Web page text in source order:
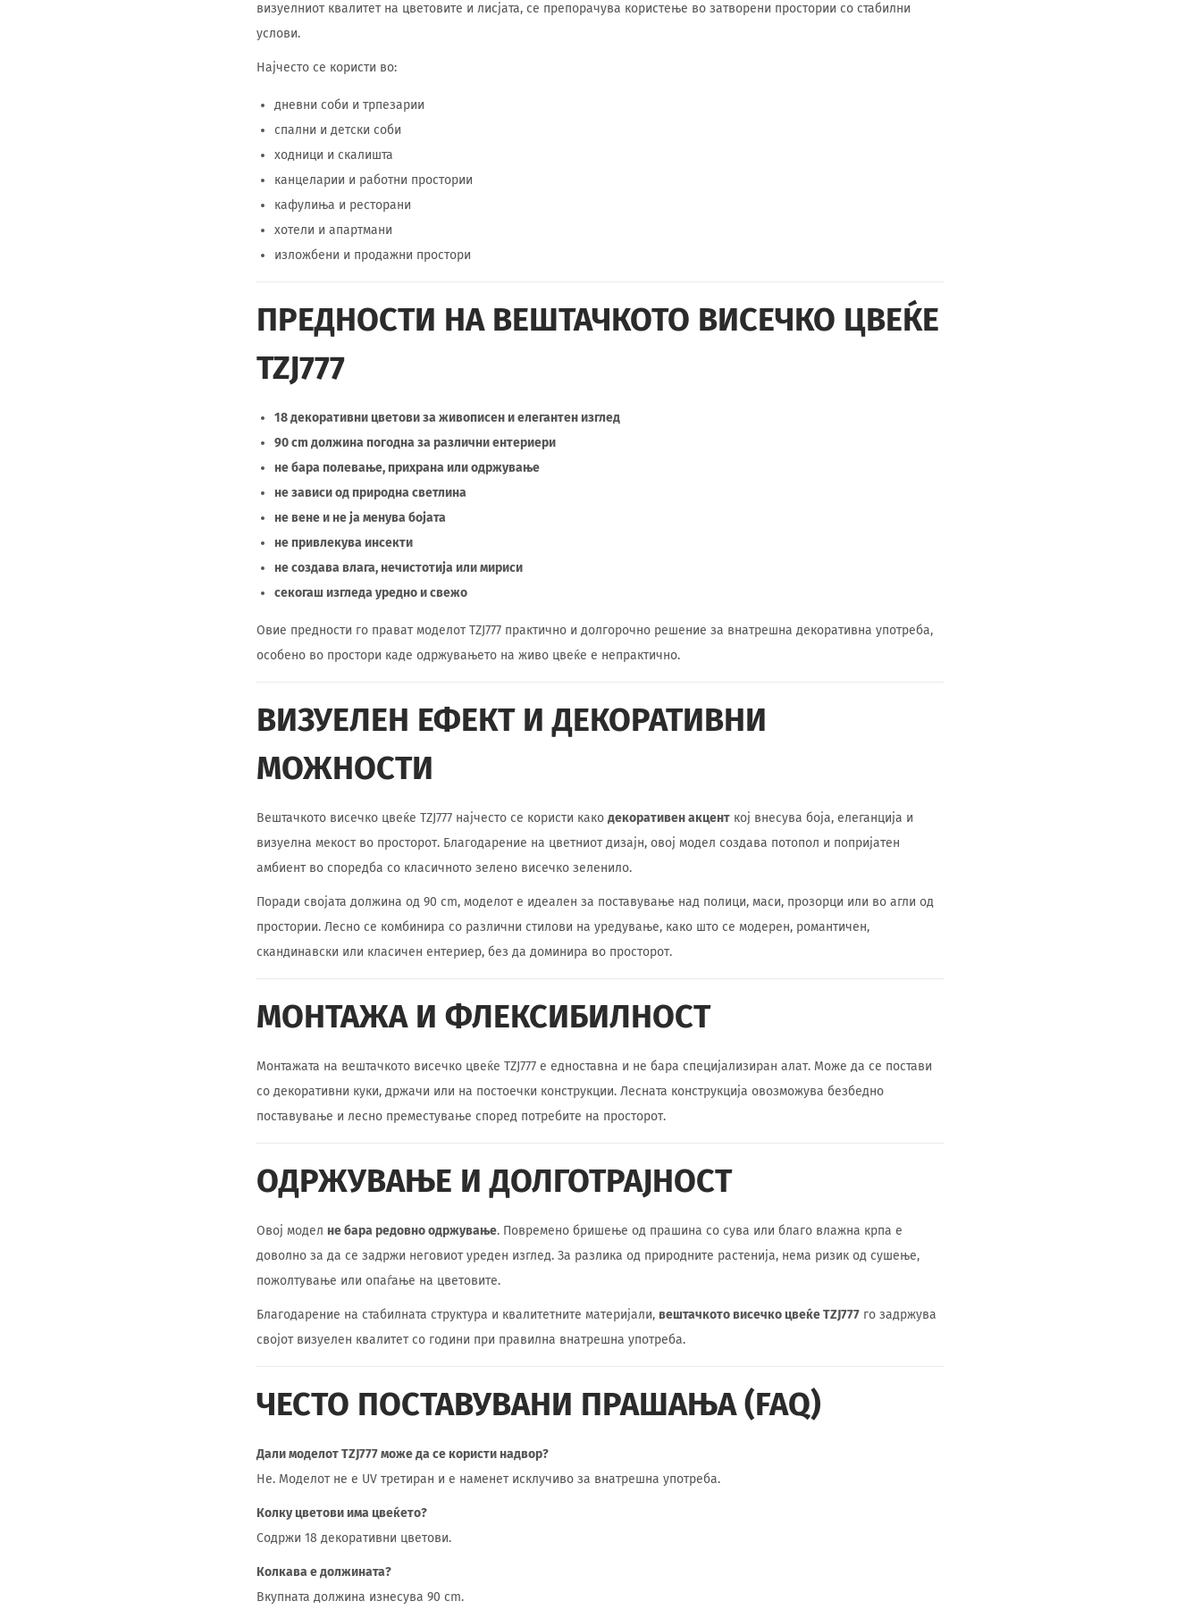
визуелниот квалитет на цветовите и лисјата, се препорачува користење во затворени простории со стабилни
услови.
Најчесто се користи во:
дневни соби и трпезарии
спални и детски соби
ходници и скалишта
канцеларии и работни простории
кафулиња и ресторани
хотели и апартмани
изложбени и продажни простори
ПРЕДНОСТИ НА ВЕШТАЧКОТО ВИСЕЧКО ЦВЕЌЕ
TZJ777
18 декоративни цветови за живописен и елегантен изглед
90 cm должина погодна за различни ентериери
не бара полевање, прихрана или одржување
не зависи од природна светлина
не вене и не ја менува бојата
не привлекува инсекти
не создава влага, нечистотија или мириси
секогаш изгледа уредно и свежо
Овие предности го прават моделот TZJ777 практично и долгорочно решение за внатрешна декоративна употреба,
особено во простори каде одржувањето на живо цвеќе е непрактично.
ВИЗУЕЛЕН ЕФЕКТ И ДЕКОРАТИВНИ
МОЖНОСТИ
Вештачкото висечко цвеќе TZJ777 најчесто се користи како декоративен акцент кој внесува боја, елеганција и
визуелна мекост во просторот. Благодарение на цветниот дизајн, овој модел создава потопол и попријатен
амбиент во споредба со класичното зелено висечко зеленило.
Поради својата должина од 90 cm, моделот е идеален за поставување над полици, маси, прозорци или во агли од
простории. Лесно се комбинира со различни стилови на уредување, како што се модерен, романтичен,
скандинавски или класичен ентериер, без да доминира во просторот.
МОНТАЖА И ФЛЕКСИБИЛНОСТ
Монтажата на вештачкото висечко цвеќе TZJ777 е едноставна и не бара специјализиран алат. Може да се постави
со декоративни куки, држачи или на постоечки конструкции. Лесната конструкција овозможува безбедно
поставување и лесно преместување според потребите на просторот.
ОДРЖУВАЊЕ И ДОЛГОТРАЈНОСТ
Овој модел не бара редовно одржување. Повремено бришење од прашина со сува или благо влажна крпа е
доволно за да се задржи неговиот уреден изглед. За разлика од природните растенија, нема ризик од сушење,
пожолтување или опаѓање на цветовите.
Благодарение на стабилната структура и квалитетните материјали, вештачкото висечко цвеќе TZJ777 го задржува
својот визуелен квалитет со години при правилна внатрешна употреба.
ЧЕСТО ПОСТАВУВАНИ ПРАШАЊА (FAQ)
Дали моделот TZJ777 може да се користи надвор?
Не. Моделот не е UV третиран и е наменет исклучиво за внатрешна употреба.
Колку цветови има цвеќето?
Содржи 18 декоративни цветови.
Колкава е должината?
Вкупната должина изнесува 90 cm.